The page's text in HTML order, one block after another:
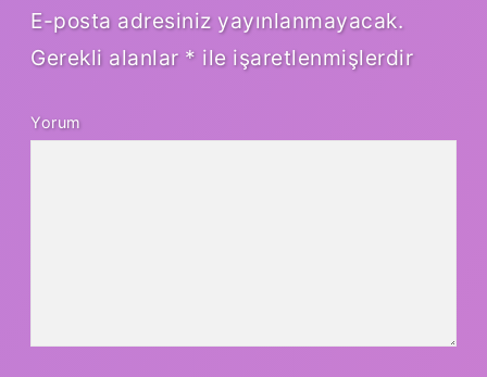
E-posta adresiniz yayınlanmayacak.
Gerekli alanlar * ile işaretlenmişlerdir
Yorum